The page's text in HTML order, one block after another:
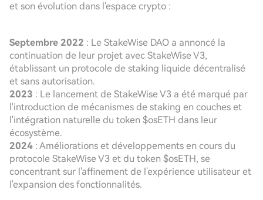
et son évolution dans l'espace crypto :
Septembre 2022 : Le StakeWise DAO a annoncé la
continuation de leur projet avec StakeWise V3,
établissant un protocole de staking liquide décentralisé
et sans autorisation.
2023 : Le lancement de StakeWise V3 a été marqué par
l'introduction de mécanismes de staking en couches et
l'intégration naturelle du token $osETH dans leur
écosystème.
2024 : Améliorations et développements en cours du
protocole StakeWise V3 et du token $osETH, se
concentrant sur l'affinement de l'expérience utilisateur et
l'expansion des fonctionnalités.